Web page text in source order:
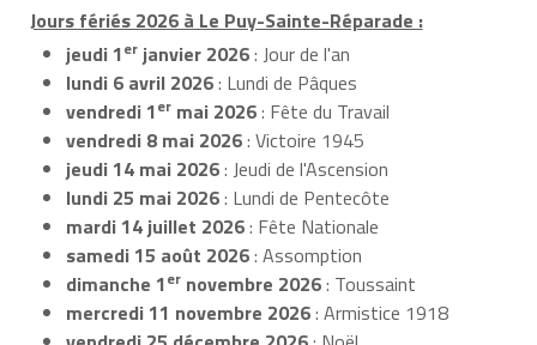
Jours fériés 2026 à Le Puy-Sainte-Réparade :
jeudi 1er janvier 2026: Jour de l'an
lundi 6 avril 2026: Lundi de Pâques
vendredi 1er mai 2026: Fête du Travail
vendredi 8 mai 2026: Victoire 1945
jeudi 14 mai 2026: Jeudi de l'Ascension
lundi 25 mai 2026: Lundi de Pentecôte
mardi 14 juillet 2026: Fête Nationale
samedi 15 août 2026: Assomption
dimanche 1er novembre 2026: Toussaint
mercredi 11 novembre 2026: Armistice 1918